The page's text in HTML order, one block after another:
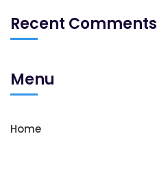
Recent Comments
Menu
Home